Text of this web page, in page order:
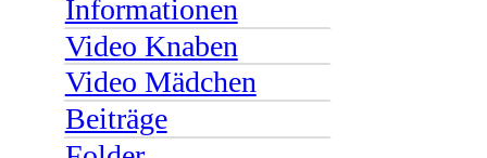
Informationen
Video Knaben
Video Mädchen
Beiträge